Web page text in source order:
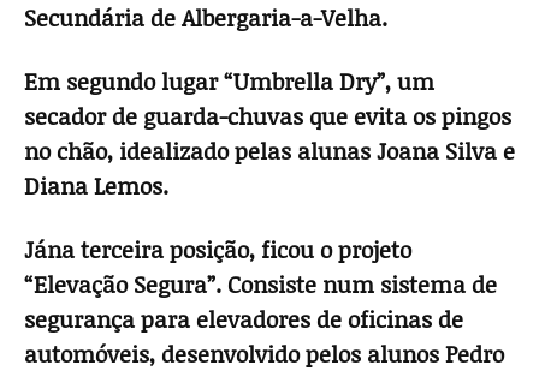
Se­cundária de Albergaria-a-Velha.
Em segundo lugar “Umbrella Dry”, um
secador de guarda-chuvas que evita os pingos
no chão, ideali­zado pelas alunas Joana Silva e
Diana Lemos.
Jána terceira posição, ficou o projeto
“Elevação Segura”. Consiste num sistema de
segurança para elevadores de oficinas de
automóveis, desenvolvi­do pelos alunos Pedro